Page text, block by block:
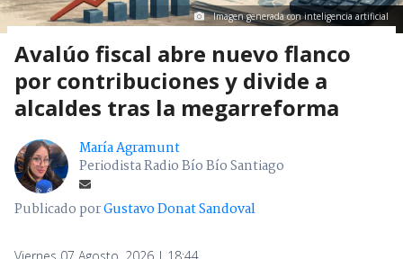
Imagen generada con inteligencia artificial
Avalúo fiscal abre nuevo flanco
por contribuciones y divide a
alcaldes tras la megarreforma
María Agramunt
Periodista Radio Bío Bío Santiago
Publicado porGustavo Donat Sandoval